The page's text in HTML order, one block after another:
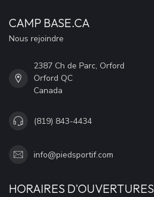
CAMP BASE.CA
Nous rejoindre
2387 Ch de Parc, Orford
Orford QC
Canada
(819) 843-4434
info@piedsportif.com
HORAIRES D'OUVERTURES